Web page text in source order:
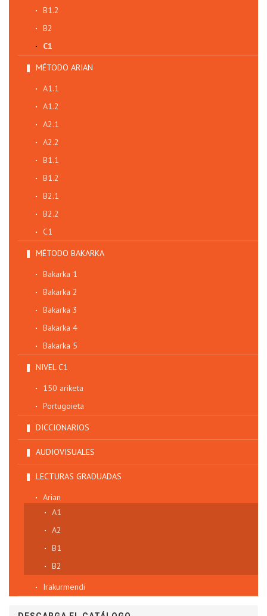
B1.2
B2
C1
MÉTODO ARIAN
A1.1
A1.2
A2.1
A2.2
B1.1
B1.2
B2.1
B2.2
C1
MÉTODO BAKARKA
Bakarka 1
Bakarka 2
Bakarka 3
Bakarka 4
Bakarka 5
NIVEL C1
150 ariketa
Portugoieta
DICCIONARIOS
AUDIOVISUALES
LECTURAS GRADUADAS
Arian
A1
A2
B1
B2
Irakurmendi